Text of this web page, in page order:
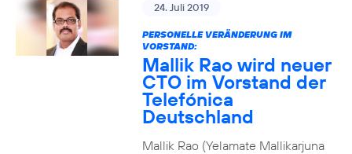
24. Juli 2019
PERSONELLE VERÄNDERUNG IM
VORSTAND:
Mallik Rao wird neuer
CTO im Vorstand der
Telefónica
Deutschland
Mallik Rao (Yelamate Mallikarjuna